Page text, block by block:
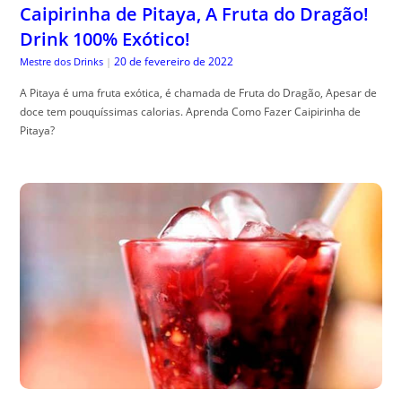
Caipirinha de Pitaya, A Fruta do Dragão!
Drink 100% Exótico!
Mestre dos Drinks | 20 de fevereiro de 2022
A Pitaya é uma fruta exótica, é chamada de Fruta do Dragão, Apesar de
doce tem pouquíssimas calorias. Aprenda Como Fazer Caipirinha de
Pitaya?